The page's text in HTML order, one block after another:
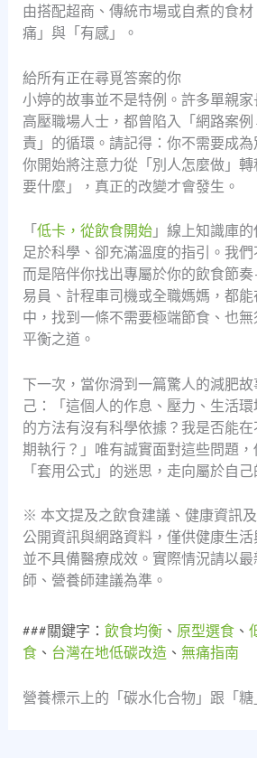
由搭配超商、傳統市場或自煮的食
痛」與「有感」。
給所有正在尋覓答案的你
小婷的故事並不是特例。許多單親家
高壓職場人士，都曾陷入「網路案
責」的循環。請記得：你不需要成
你開始將注意力從「別人怎麼做」
要什麼」，真正的改變才會發生。
「 低卡，從飲食開始」線上知識庫
足於科學、卻充滿溫度的指引。我們
而是陪伴你找出專屬於你的飲食節
易員、計程車司機或全職媽媽，都
中，找到一條不需要極端節食、也
平衡之道。
下一次，當你滑到一篇驚人的減肥
己：「這個人的作息、壓力、生活
的方法有沒有科學依據？我是否能
期執行？」唯有誠實面對這些問題
「套用公式」的迷思，走向屬於自
※ 本文提及之飲食建議、健康資訊
公開資訊與網路資料，僅供健康生活
並不具備醫療成效。實際情況請以
師、營養師建議為準。
###關鍵字： 飲食均衡、 原型選食、
食、 台灣在地低碳改造 、 無痛指南
營養標示上的「碳水化合物」跟「糖